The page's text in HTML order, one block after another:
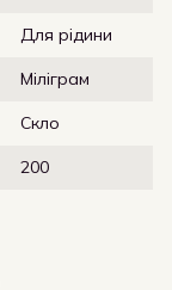
Для рідини
Міліграм
Скло
200